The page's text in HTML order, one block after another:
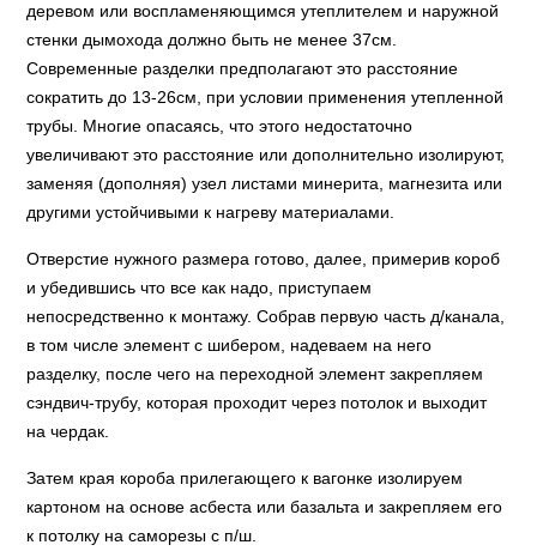
деревом или воспламеняющимся утеплителем и наружной
стенки дымохода должно быть не менее 37см.
Современные разделки предполагают это расстояние
сократить до 13-26см, при условии применения утепленной
трубы. Многие опасаясь, что этого недостаточно
увеличивают это расстояние или дополнительно изолируют,
заменяя (дополняя) узел листами минерита, магнезита или
другими устойчивыми к нагреву материалами.
Отверстие нужного размера готово, далее, примерив короб
и убедившись что все как надо, приступаем
непосредственно к монтажу. Собрав первую часть д/канала,
в том числе элемент с шибером, надеваем на него
разделку, после чего на переходной элемент закрепляем
сэндвич-трубу, которая проходит через потолок и выходит
на чердак.
Затем края короба прилегающего к вагонке изолируем
картоном на основе асбеста или базальта и закрепляем его
к потолку на саморезы с п/ш.